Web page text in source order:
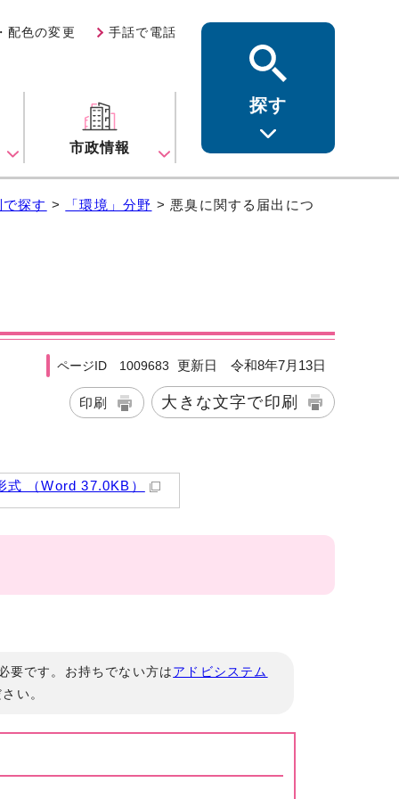
配色の変更 手話で電話
市政情報
探す
探す > 「環境」分野 > 悪臭に関する届出につ
ページID 1009683 更新日 令和8年7月13日
印刷 大きな文字で印刷
式 （Word 37.0KB）
要です。お持ちでない方はアドビシステム
い。